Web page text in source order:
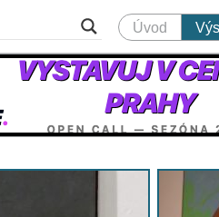
Úvod